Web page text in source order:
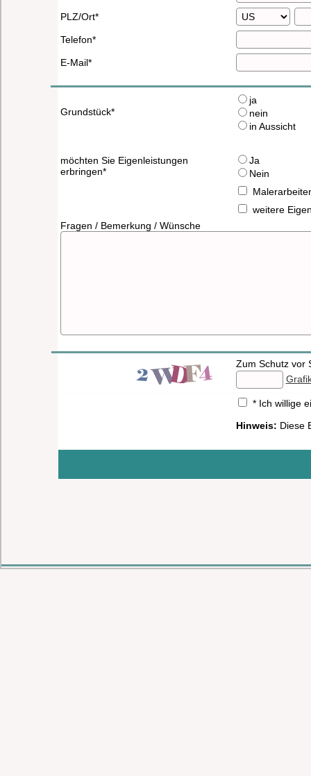
PLZ/Ort*
Telefon*
E-Mail*
Grundstück*
ja
nein
in Aussicht
möchten Sie Eigenleistungen
erbringen*
Ja
Nein
weitere
Fragen / Bemerkung / Wünsche
Zum Schutz vor
* Ich willige
Hinweis: Diese